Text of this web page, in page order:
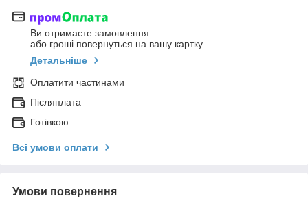
Ви отримаєте замовлення
або гроші повернуться на вашу картку
Детальніше
Оплатити частинами
Післяплата
Готівкою
Всі умови оплати
Умови повернення